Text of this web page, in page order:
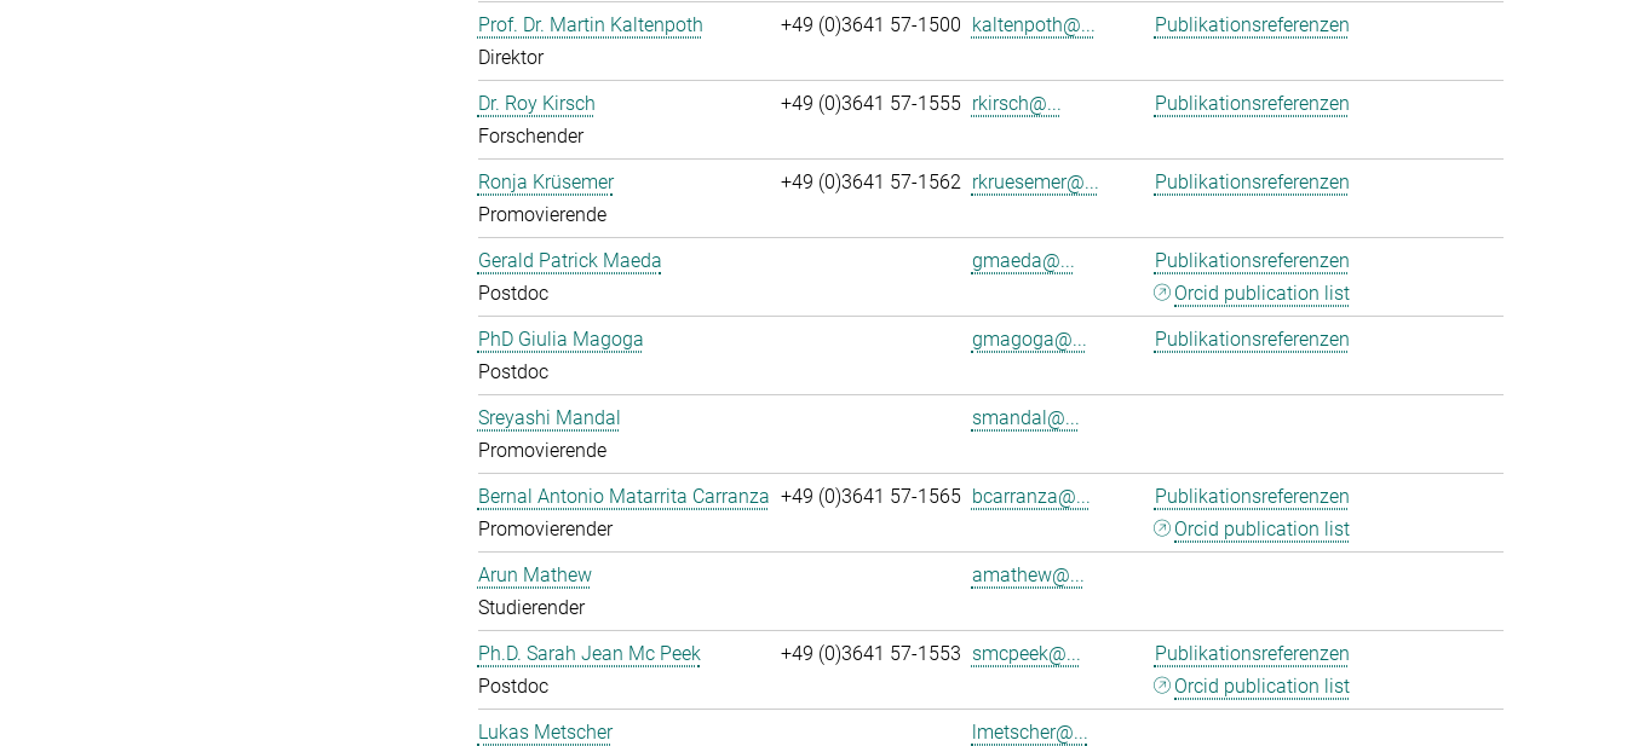
Prof. Dr. Martin Kaltenpoth
Direktor
+49 (0)3641 57-1500 kaltenpoth@... Publikationsreferenzen
Dr. Roy Kirsch
Forschender
+49 (0)3641 57-1555 rkirsch@... Publikationsreferenzen
Ronja Krüsemer
Promovierende
+49 (0)3641 57-1562 rkruesemer@... Publikationsreferenzen
Gerald Patrick Maeda
Postdoc
gmaeda@...
Publikationsreferenzen
Orcid publication list
PhD Giulia Magoga
Postdoc
gmagoga@... Publikationsreferenzen
Sreyashi Mandal
Promovierende
smandal@...
Bernal Antonio Matarrita Carranza
Promovierender
+49 (0)3641 57-1565 bcarranza@...
Publikationsreferenzen
Orcid publication list
Arun Mathew
Studierender
amathew@...
Ph.D. Sarah Jean Mc Peek
Postdoc
+49 (0)3641 57-1553 smcpeek@...
Publikationsreferenzen
Orcid publication list
Lukas Metscher
lmetscher@...